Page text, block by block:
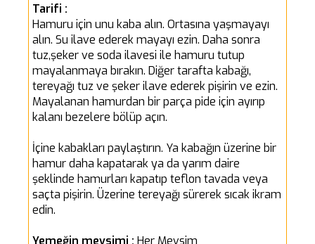
Tarifi :
Hamuru için unu kaba alın. Ortasına yaşmayayı
alın. Su ilave ederek mayayı ezin. Daha sonra
tuz,şeker ve soda ilavesi ile hamuru tutup
mayalanmaya bırakın. Diğer tarafta kabağı,
tereyağı tuz ve şeker ilave ederek pişirin ve ezin.
Mayalanan hamurdan bir parça pide için ayırıp
kalanı bezelere bölüp açın.
İçine kabakları paylaştırın. Ya kabağın üzerine bir
hamur daha kapatarak ya da yarım daire
şeklinde hamurları kapatıp teflon tavada veya
saçta pişirin. Üzerine tereyağı sürerek sıcak ikram
edin.
Yemeğin mevsimi : Her Mevsim